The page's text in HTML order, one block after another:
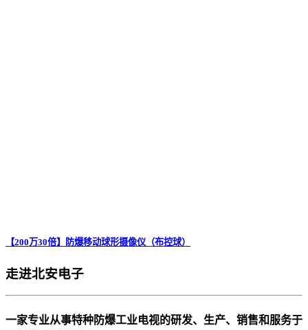
【200万30倍】防爆移动球形摄像仪（布控球）
走进北安电子
一家专业从事特种防爆工业电视的研发、生产、销售和服务于